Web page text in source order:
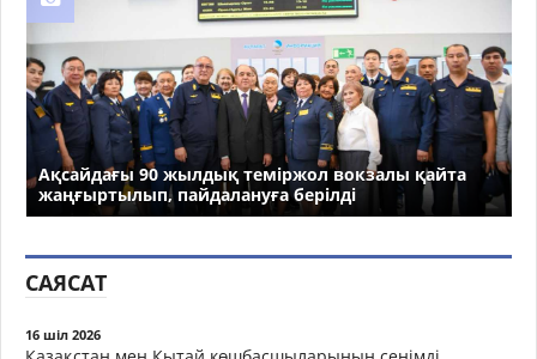
Ақсайдағы 90 жылдық теміржол вокзалы қайта
жаңғыртылып, пайдалануға берілді
САЯСАТ
16 шіл 2026